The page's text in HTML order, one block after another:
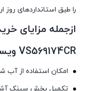
را طبق استانداردهای روز
ازجمله مزایای
VS569174CR ویسن‌تین
امکان استفاده از
تکمیل بخش سینک